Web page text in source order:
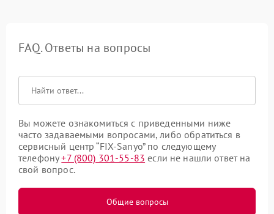
FAQ. Ответы на вопросы
Вы можете ознакомиться с приведенными ниже
часто задаваемыми вопросами, либо обратиться в
сервисный центр “FIX-Sanyo” по следующему
телефону+7 (800) 301-55-83 если не нашли ответ на
свой вопрос.
Общие вопросы